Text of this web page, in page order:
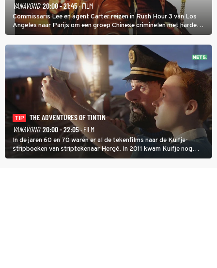
VANAVOND 20:00 - 21:45· FILM
Commissaris Lee en agent Carter reizen in Rush Hour 3 van Los
Angeles naar Parijs om een groep Chinese criminelen met harde
hand aan te pakken.
TIP
THE ADVENTURES OF TINTIN
VANAVOND 20:00 - 22:05· FILM
In de jaren 60 en 70 waren er al de tekenfilms naar de Kuifje-
stripboeken van striptekenaar Hergé. In 2011 kwam Kuifje nog
meer tot leven in The Adventures of Tintin van Steven Spielberg.